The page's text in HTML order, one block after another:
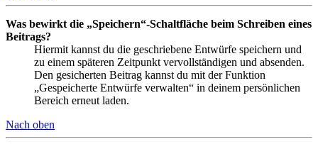
Was bewirkt die „Speichern“-Schaltfläche beim Schreiben eines
Beitrags?
Hiermit kannst du die geschriebene Entwürfe speichern und
zu einem späteren Zeitpunkt vervollständigen und absenden.
Den gesicherten Beitrag kannst du mit der Funktion
„Gespeicherte Entwürfe verwalten“ in deinem persönlichen
Bereich erneut laden.
Nach oben